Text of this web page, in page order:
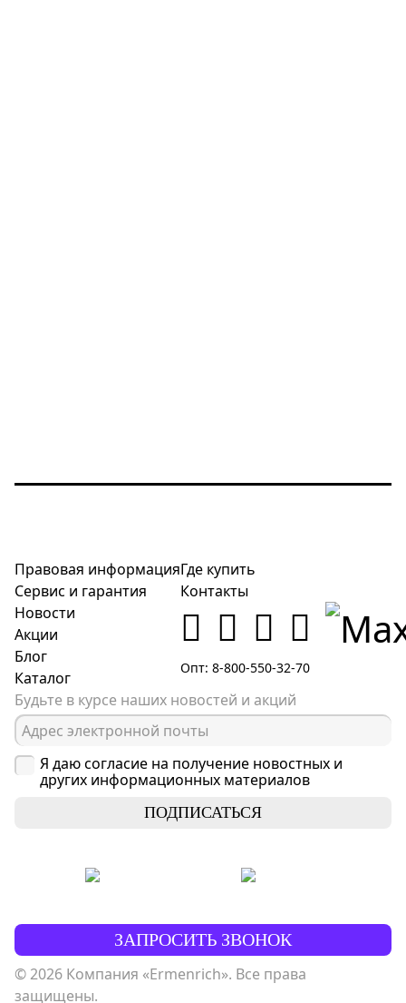
Правовая информация
Сервис и гарантия
Новости
Акции
Блог
Каталог
Где купить
Контакты
Опт: 8-800-550-32-70
Будьте в курсе наших новостей и акций
Я даю согласие на получение новостных и
других информационных материалов
ПОДПИСАТЬСЯ
ЗАПРОСИТЬ ЗВОНОК
© 2026 Компания «Ermenrich». Все права
защищены.